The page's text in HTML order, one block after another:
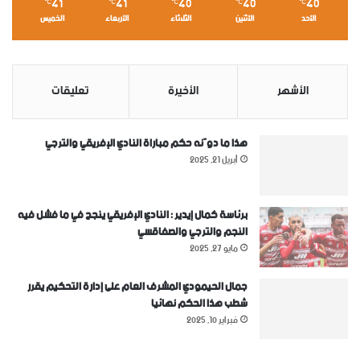
الأحد الأثنين الثلاثاء الأربعاء الخميس
الأشهر الأخيرة تعليقات
هذا ما دوّنه حكم مباراة النادي الإفريقي والترجي
أبريل 21, 2025
برئاسة كمال إيدير : النادي الإفريقي ينجح في ما فشل فيه
النجم والترجي والصفاقسي
مايو 27, 2025
جمال الحيمودي المشرف العام على إدارة التحكيم يقرر
شطب هذا الحكم نهائيا
فبراير 10, 2025